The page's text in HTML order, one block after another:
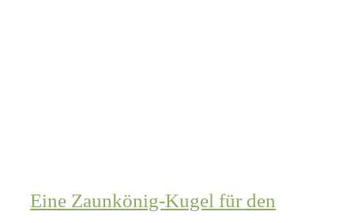
Eine Zaunkönig-Kugel für den